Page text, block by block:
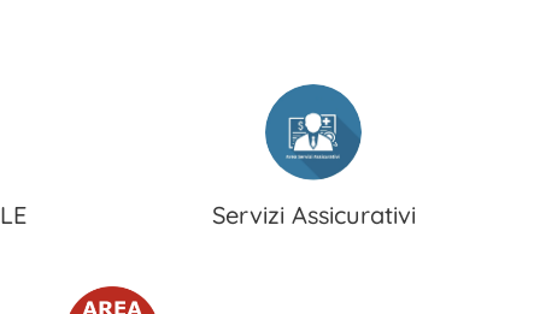
Servizi Assicurativi